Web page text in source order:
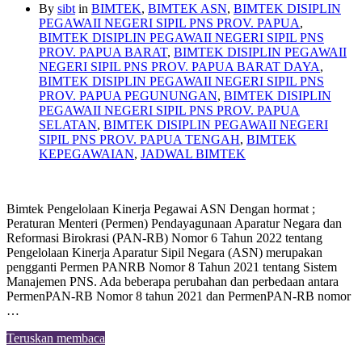
By sibt in BIMTEK, BIMTEK ASN, BIMTEK DISIPLIN
PEGAWAII NEGERI SIPIL PNS PROV. PAPUA,
BIMTEK DISIPLIN PEGAWAII NEGERI SIPIL PNS
PROV. PAPUA BARAT, BIMTEK DISIPLIN PEGAWAII
NEGERI SIPIL PNS PROV. PAPUA BARAT DAYA,
BIMTEK DISIPLIN PEGAWAII NEGERI SIPIL PNS
PROV. PAPUA PEGUNUNGAN, BIMTEK DISIPLIN
PEGAWAII NEGERI SIPIL PNS PROV. PAPUA
SELATAN, BIMTEK DISIPLIN PEGAWAII NEGERI
SIPIL PNS PROV. PAPUA TENGAH, BIMTEK
KEPEGAWAIAN, JADWAL BIMTEK
Bimtek Pengelolaan Kinerja Pegawai ASN Dengan hormat ;
Peraturan Menteri (Permen) Pendayagunaan Aparatur Negara dan
Reformasi Birokrasi (PAN-RB) Nomor 6 Tahun 2022 tentang
Pengelolaan Kinerja Aparatur Sipil Negara (ASN) merupakan
pengganti Permen PANRB Nomor 8 Tahun 2021 tentang Sistem
Manajemen PNS. Ada beberapa perubahan dan perbedaan antara
PermenPAN-RB Nomor 8 tahun 2021 dan PermenPAN-RB nomor
…
Teruskan membaca